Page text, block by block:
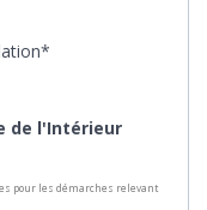
de l'Intérieur
pour les démarches relevant